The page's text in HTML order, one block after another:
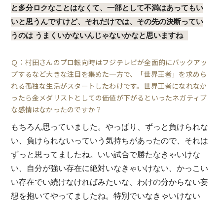
と多分ロクなことはなくて、一部として不満はあってもい
いと思うんですけど、それだけでは、その先の決断ってい
うのは うまくいかないんじゃないかなと思いますね
Ｑ：村田さんのプロ転向時はフジテレビが全面的にバックアッ
プするなど大きな注目を集めた一方で、「世界王者」を求めら
れる孤独な生活がスタートしたわけです。世界王者になれなか
ったら金メダリストとしての価値が下がるといったネガティブ
な感情はなかったのですか？
もちろん思っていました。やっぱり、ずっと負けられな
い、負けられないっていう気持ちがあったので、それは
ずっと思ってましたね。いい試合で勝たなきゃいけな
い、自分が強い存在に絶対いなきゃいけない、かっこい
い存在でい続けなければみたいな、わけの分からない妄
想を抱いてやってましたね。特別でいなきゃいけない